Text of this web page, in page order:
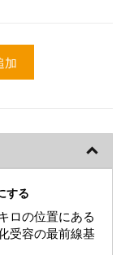
加
する
ロの位置にある
受容の最前線基